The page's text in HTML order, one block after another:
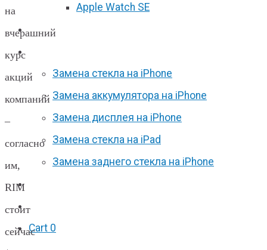
Apple Watch SE
Отзывы
Замена стекла на iPhone
Замена аккумулятора на iPhone
Замена дисплея на iPhone
Замена стекла на iPad
Замена заднего стекла на iPhone
F.A.Q
Cart 0
на
вчерашний
курс
акций
компаний
–
согласно
им,
RIM
стоит
сейчас